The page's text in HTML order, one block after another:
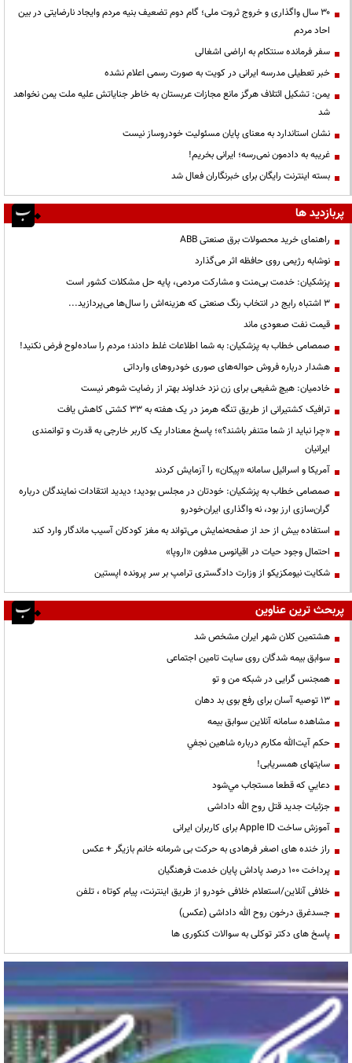
۳۰ سال واگذاری و خروج ثروت ملی؛ گام دوم تضعیف بنیه مردم وایجاد نارضایتی در بین
احاد مردم
سفر فرمانده سنتکام به اراضی اشغالی
خبر تعطیلی مدرسه ایرانی در کویت به صورت رسمی اعلام نشده
یمن: تشکیل ائتلاف هرگز مانع مجازات عربستان به خاطر جنایاتش علیه ملت یمن نخواهد
شد
نشان استاندارد به معنای پایان مسئولیت خودروساز نیست
غریبه به دادمون نمی‌رسه؛ ایرانی بخریم!
بسته اینترنت رایگان برای خبرنگاران فعال شد
پربازدید ها
راهنمای خرید محصولات برق صنعتی ABB
نوشابه رژیمی روی حافظه اثر می‌گذارد
پزشکیان: خدمت بی‌منت و مشارکت مردمی، پایه حل مشکلات کشور است
3 اشتباه رایج در انتخاب رنگ صنعتی که هزینه‌اش را سال‌ها می‌پردازید...
قیمت نفت صعودی ماند
صمصامی خطاب به پزشکیان: به شما اطلاعات غلط دادند؛ مردم را ساده‌لوح فرض نکنید!
هشدار درباره فروش حواله‌های صوری خودروهای وارداتی
خادمیان: هیچ شفیعی برای زن نزد خداوند بهتر از رضایت شوهر نیست
ترافیک کشتیرانی از طریق تنگه هرمز در یک هفته به ۳۳ کشتی کاهش یافت
«چرا نباید از شما متنفر باشند؟»؛ پاسخ معنادار یک کاربر خارجی به قدرت و توانمندی
ایرانیان
آمریکا و اسرائیل سامانه «پیکان» را آزمایش کردند
صمصامی خطاب به پزشکیان: خودتان در مجلس بودید؛ دیدید انتقادات نمایندگان درباره
گران‌سازی ارز بود، نه واگذاری ایران‌خودرو
استفاده بیش از حد از صفحه‌نمایش می‌تواند به مغز کودکان آسیب ماندگار وارد کند
احتمال وجود حیات در اقیانوس مدفون «اروپا»
شکایت نیومکزیکو از وزارت دادگستری ترامپ بر سر پرونده اپستین
پربحث ترین عناوین
هشتمین کلان شهر ایران مشخص شد
سوابق بیمه شدگان روی سایت تامین اجتماعی
همجنس گرایی در شبکه من و تو
13 توصیه آسان برای رفع بوی بد دهان
مشاهده سامانه آنلاين سوابق بیمه
حكم آيت‌الله مكارم درباره شاهين نجفي
سایتهای همسریابی!
دعايي كه قطعا مستجاب مي‌شود
جزئیات جدید قتل روح الله داداشی
آموزش ساخت Apple ID برای کاربران ایرانی
راز خنده های اصغر فرهادی به حرکت بی شرمانه خانم بازیگر + عکس
پرداخت ۱۰۰ درصد پاداش پایان خدمت فرهنگیان
خلافی آنلاین/استعلام خلافی خودرو از طریق اینترنت، پیام کوتاه ، تلفن
جسدغرق درخون روح الله داداشی (عکس)
پاسخ های دکتر توکلی به سوالات کنکوری ها